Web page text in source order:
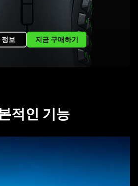
보 지금 구매하기
적인 기능